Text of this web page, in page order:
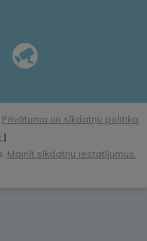
Privātuma un sīkdatņu politika
|
Mainīt sīkdatņu iestatījumus.